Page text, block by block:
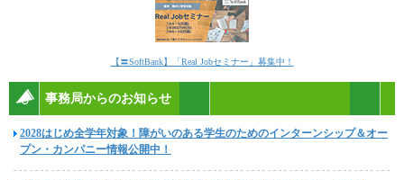
【〓SoftBank】「Real Jobセミナー」募集中！
事務局からのお知らせ
2028はじめ全学年対象！障がいのある学生のためのインターンシップ＆オー
プン・カンパニー情報公開中！